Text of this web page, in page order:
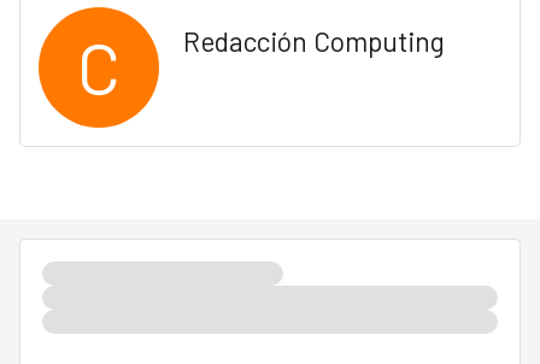
C Redacción Computing